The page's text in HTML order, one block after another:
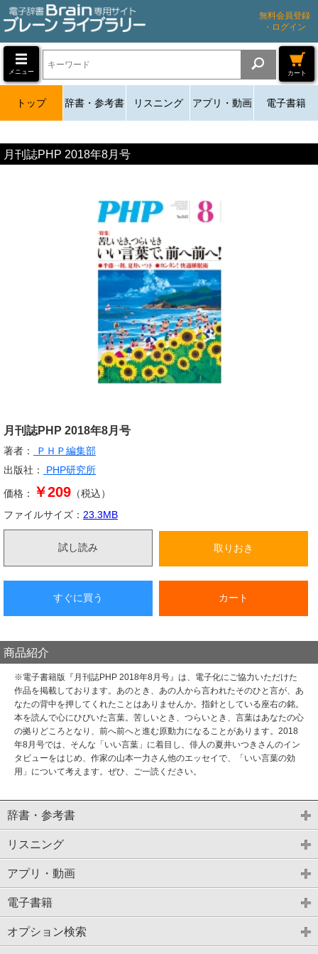
無料会員登録
・ログイン
メニュー カート
トップ 辞書・参考書 リスニング アプリ・動画 電子書籍
月刊誌PHP 2018年8月号
月刊誌PHP 2018年8月号
著者：
ＰＨＰ編集部
出版社：
PHP研究所
価格： ￥209 （税込）
ファイルサイズ： 23.3MB
試し読み 取りおき
すぐに買う カート
商品紹介
※電子書籍版『月刊誌PHP 2018年8月号』は、電子化にご協力いただけた
作品を掲載しております。あのとき、あの人から言われたそのひと言が、あ
なたの背中を押してくれたことはありませんか。指針としている座右の銘。
本を読んで心にひびいた言葉。苦しいとき、つらいとき、言葉はあなたの心
の拠りどころとなり、前へ前へと進む原動力になることがあります。2018
年8月号では、そんな「いい言葉」に着目し、俳人の夏井いつきさんのイン
タビューをはじめ、作家の山本一力さん他のエッセイで、「いい言葉の効
用」について考えます。ぜひ、ご一読ください。
辞書・参考書
リスニング
アプリ・動画
電子書籍
オプション検索